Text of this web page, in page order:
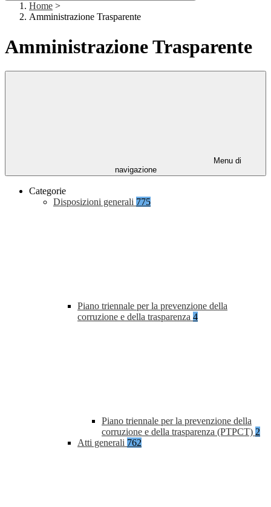
Home >
Amministrazione Trasparente
Amministrazione Trasparente
Menu di
navigazione
Categorie
Disposizioni generali 775
Piano triennale per la prevenzione della
corruzione e della trasparenza 4
Piano triennale per la prevenzione della
corruzione e della trasparenza (PTPCT) 2
Atti generali 762